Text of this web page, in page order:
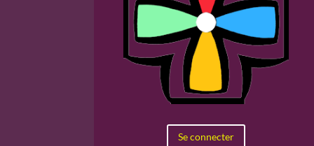
Se connecter